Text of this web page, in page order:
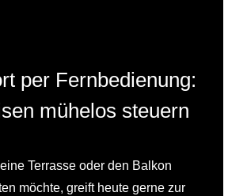
per Fernbedienung:
mühelos steuern
Terrasse oder den Balkon
möchte, greift heute gerne zur